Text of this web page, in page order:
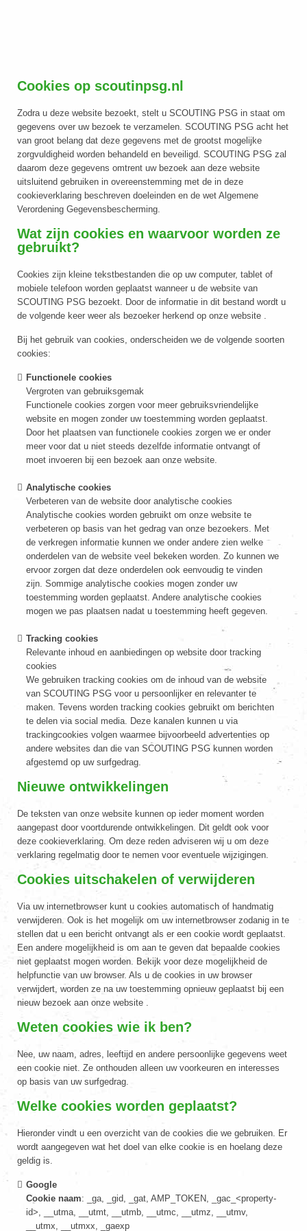
Cookies op scoutinpsg.nl
Zodra u deze website bezoekt, stelt u SCOUTING PSG in staat om
gegevens over uw bezoek te verzamelen. SCOUTING PSG acht het
van groot belang dat deze gegevens met de grootst mogelijke
zorgvuldigheid worden behandeld en beveiligd. SCOUTING PSG zal
daarom deze gegevens omtrent uw bezoek aan deze website
uitsluitend gebruiken in overeenstemming met de in deze
cookieverklaring beschreven doeleinden en de wet Algemene
Verordening Gegevensbescherming.
Wat zijn cookies en waarvoor worden ze
gebruikt?
Cookies zijn kleine tekstbestanden die op uw computer, tablet of
mobiele telefoon worden geplaatst wanneer u de website van
SCOUTING PSG bezoekt. Door de informatie in dit bestand wordt u
de volgende keer weer als bezoeker herkend op onze website .
Bij het gebruik van cookies, onderscheiden we de volgende soorten
cookies:
Functionele cookies
Vergroten van gebruiksgemak
Functionele cookies zorgen voor meer gebruiksvriendelijke
website en mogen zonder uw toestemming worden geplaatst.
Door het plaatsen van functionele cookies zorgen we er onder
meer voor dat u niet steeds dezelfde informatie ontvangt of
moet invoeren bij een bezoek aan onze website.
Analytische cookies
Verbeteren van de website door analytische cookies
Analytische cookies worden gebruikt om onze website te
verbeteren op basis van het gedrag van onze bezoekers. Met
de verkregen informatie kunnen we onder andere zien welke
onderdelen van de website veel bekeken worden. Zo kunnen we
ervoor zorgen dat deze onderdelen ook eenvoudig te vinden
zijn. Sommige analytische cookies mogen zonder uw
toestemming worden geplaatst. Andere analytische cookies
mogen we pas plaatsen nadat u toestemming heeft gegeven.
Tracking cookies
Relevante inhoud en aanbiedingen op website door tracking
cookies
We gebruiken tracking cookies om de inhoud van de website
van SCOUTING PSG voor u persoonlijker en relevanter te
maken. Tevens worden tracking cookies gebruikt om berichten
te delen via social media. Deze kanalen kunnen u via
trackingcookies volgen waarmee bijvoorbeeld advertenties op
andere websites dan die van SCOUTING PSG kunnen worden
afgestemd op uw surfgedrag.
Nieuwe ontwikkelingen
De teksten van onze website kunnen op ieder moment worden
aangepast door voortdurende ontwikkelingen. Dit geldt ook voor
deze cookieverklaring. Om deze reden adviseren wij u om deze
verklaring regelmatig door te nemen voor eventuele wijzigingen.
Cookies uitschakelen of verwijderen
Via uw internetbrowser kunt u cookies automatisch of handmatig
verwijderen. Ook is het mogelijk om uw internetbrowser zodanig in te
stellen dat u een bericht ontvangt als er een cookie wordt geplaatst.
Een andere mogelijkheid is om aan te geven dat bepaalde cookies
niet geplaatst mogen worden. Bekijk voor deze mogelijkheid de
helpfunctie van uw browser. Als u de cookies in uw browser
verwijdert, worden ze na uw toestemming opnieuw geplaatst bij een
nieuw bezoek aan onze website .
Weten cookies wie ik ben?
Nee, uw naam, adres, leeftijd en andere persoonlijke gegevens weet
een cookie niet. Ze onthouden alleen uw voorkeuren en interesses
op basis van uw surfgedrag.
Welke cookies worden geplaatst?
Hieronder vindt u een overzicht van de cookies die we gebruiken. Er
wordt aangegeven wat het doel van elke cookie is en hoelang deze
geldig is.
Google
Cookie naam: _ga, _gid, _gat, AMP_TOKEN, _gac_<property-
id>, __utma, __utmt, __utmb, __utmc, __utmz, __utmv,
__utmx, __utmxx, _gaexp